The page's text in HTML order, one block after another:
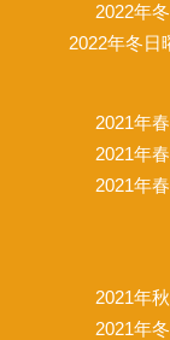
2022年
2022年冬日
2021年
2021年
2021年
2021年
2021年